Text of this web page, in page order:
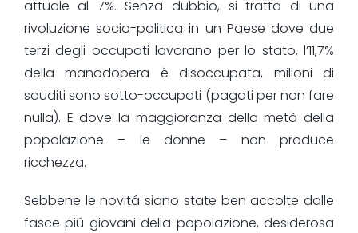
attuale al 7%. Senza dubbio, si tratta di una
rivoluzione socio-politica in un Paese dove due
terzi degli occupati lavorano per lo stato, l’11,7%
della manodopera è disoccupata, milioni di
sauditi sono sotto-occupati (pagati per non fare
nulla). E dove la maggioranza della metà della
popolazione – le donne – non produce
ricchezza.
Sebbene le novitá siano state ben accolte dalle
fasce piú giovani della popolazione, desiderosa